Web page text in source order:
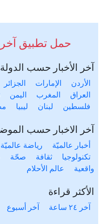
حمل تطبيق آخر
آخر الأخبار حسب الدولة
الأردن الإمارات الجزائر
العراق
المغرب اليمن
فلسطين
لبنان ليبيا
آخر الاخبار حسب
أخبار عالميّة رياضة عالميّة
تكنولوجيا
ثقافة صحّة
واقعية
عالم الأحلام
الأكثر قراءة
آخر ٢٤ ساعة آخر أسبوع